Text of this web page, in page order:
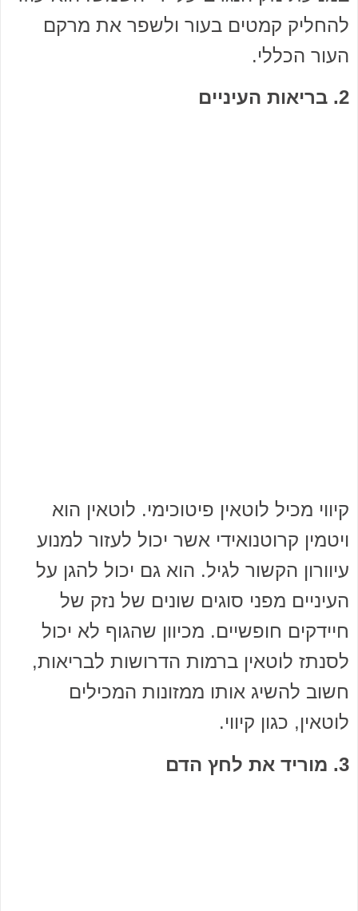
להחליק קמטים בעור ולשפר את מרקם
העור הכללי.
2. בריאות העיניים
קיווי מכיל לוטאין פיטוכימי. לוטאין הוא
ויטמין קרוטנואידי אשר יכול לעזור למנוע
עיוורון הקשור לגיל. הוא גם יכול להגן על
העיניים מפני סוגים שונים של נזק של
חיידקים חופשיים. מכיוון שהגוף לא יכול
לסנתז לוטאין ברמות הדרושות לבריאות,
חשוב להשיג אותו ממזונות המכילים
לוטאין, כגון קיווי.
3. מוריד את לחץ הדם